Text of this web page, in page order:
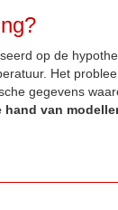
op de
Het
gegevens
van